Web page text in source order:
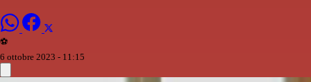
⚽️
6 ottobre 2023 - 11:15